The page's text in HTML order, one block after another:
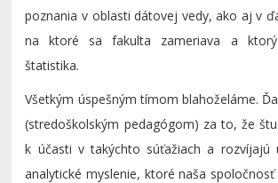
poznania v oblasti dátovej vedy, ako aj v
na ktoré sa fakulta zameriava a
štatistika.
Všetkým úspešným tímom blahoželáme.
(stredoškolským pedagógom) za to, že
k účasti v takýchto súťažiach a rozvíjajú
analytické myslenie, ktoré naša